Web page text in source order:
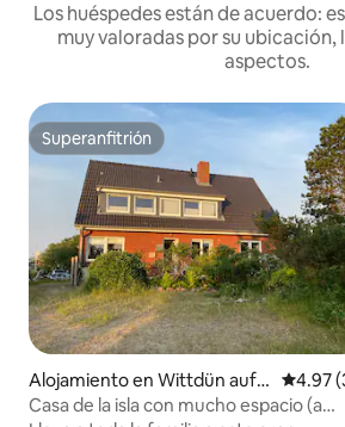
Los huéspedes están de acuerdo:
muy valoradas por su ubicación,
aspectos.
Superanfitrión
Superanfitrión
Alojamiento en Wittdün auf
Amrum
4.97
Casa de la isla con mucho espacio (a